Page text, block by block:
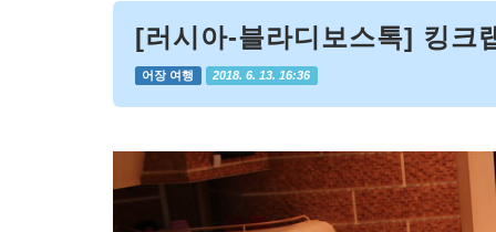
[러시아-블라디보스톡] 킹크
어장 여행 2018. 6. 13. 16:36